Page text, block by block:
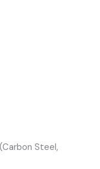
Steel,